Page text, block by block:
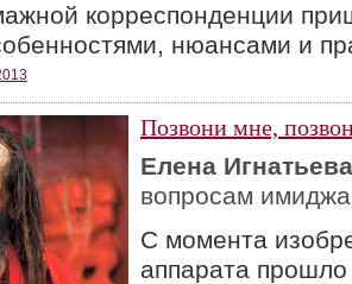
корреспонденции
нюансами и
Позвони мне,
Елена Игнатьева
вопросам
С момента
аппарата